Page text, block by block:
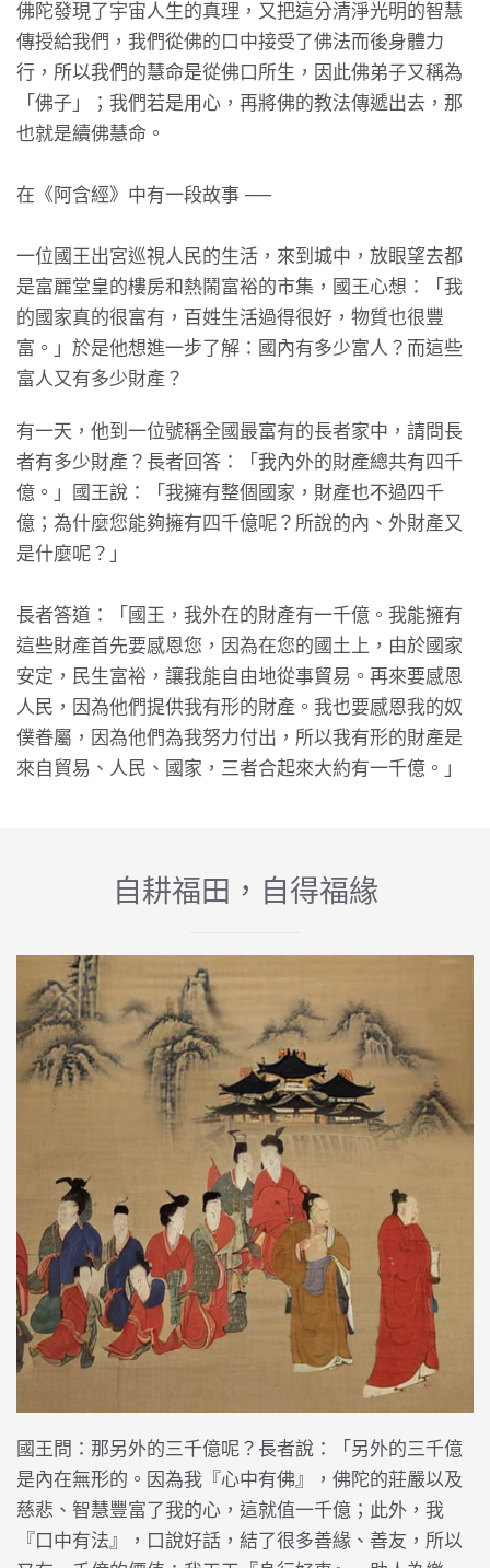
佛陀發現了宇宙人生的真理，又把這分清淨光明的智慧
傳授給我們，我們從佛的口中接受了佛法而後身體力
行，所以我們的慧命是從佛口所生，因此佛弟子又稱為
「佛子」；我們若是用心，再將佛的教法傳遞出去，那
也就是續佛慧命。
在《阿含經》中有一段故事 ──
一位國王出宮巡視人民的生活，來到城中，放眼望去都
是富麗堂皇的樓房和熱鬧富裕的市集，國王心想：「我
的國家真的很富有，百姓生活過得很好，物質也很豐
富。」於是他想進一步了解：國內有多少富人？而這些
富人又有多少財產？
有一天，他到一位號稱全國最富有的長者家中，請問長
者有多少財產？長者回答：「我內外的財產總共有四千
億。」國王說：「我擁有整個國家，財產也不過四千
億；為什麼您能夠擁有四千億呢？所說的內、外財產又
是什麼呢？」
長者答道：「國王，我外在的財產有一千億。我能擁有
這些財產首先要感恩您，因為在您的國土上，由於國家
安定，民生富裕，讓我能自由地從事貿易。再來要感恩
人民，因為他們提供我有形的財產。我也要感恩我的奴
僕眷屬，因為他們為我努力付出，所以我有形的財產是
來自貿易、人民、國家，三者合起來大約有一千億。」
自耕福田，自得福緣
國王問：那另外的三千億呢？長者說：「另外的三千億
是內在無形的。因為我『心中有佛』，佛陀的莊嚴以及
慈悲、智慧豐富了我的心，這就值一千億；此外，我
『口中有法』，口說好話，結了很多善緣、善友，所以